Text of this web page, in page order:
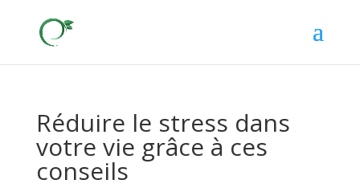
Réduire le stress dans
votre vie grâce à ces
conseils